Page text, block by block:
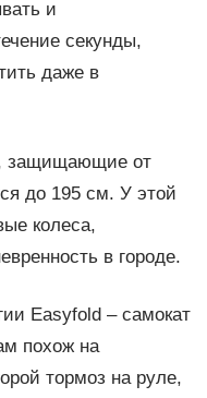
и
секунды,
даже в
защищающие от
до 195 см. У этой
колеса,
в городе.
Easyfold – самокат
похож на
тормоз на руле,